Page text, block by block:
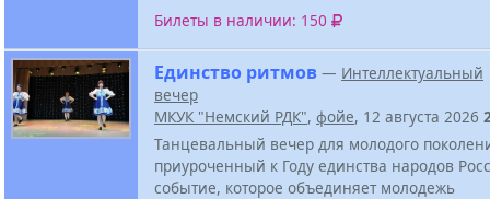
Билеты в наличии: 150
Единство ритмов — Интеллектуальный
вечер
МКУК "Немский РДК", фойе, 12 августа 2026
Танцевальный вечер для молодого
приуроченный к Году единства народов
событие, которое объединяет молодежь